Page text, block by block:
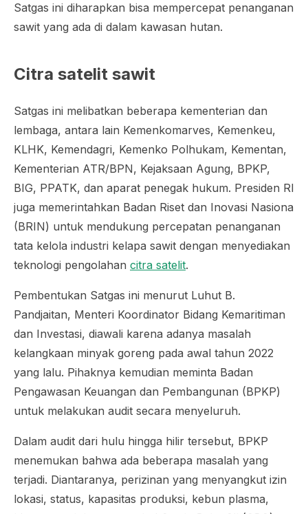
Satgas ini diharapkan bisa mempercepat penanganan
sawit yang ada di dalam kawasan hutan.
Citra satelit sawit
Satgas ini melibatkan beberapa kementerian dan
lembaga, antara lain Kemenkomarves, Kemenkeu,
KLHK, Kemendagri, Kemenko Polhukam, Kementan,
Kementerian ATR/BPN, Kejaksaan Agung, BPKP,
BIG, PPATK, dan aparat penegak hukum. Presiden RI
juga memerintahkan Badan Riset dan Inovasi Nasiona
(BRIN) untuk mendukung percepatan penanganan
tata kelola industri kelapa sawit dengan menyediakan
teknologi pengolahan citra satelit.
Pembentukan Satgas ini menurut Luhut B.
Pandjaitan, Menteri Koordinator Bidang Kemaritiman
dan Investasi, diawali karena adanya masalah
kelangkaan minyak goreng pada awal tahun 2022
yang lalu. Pihaknya kemudian meminta Badan
Pengawasan Keuangan dan Pembangunan (BPKP)
untuk melakukan audit secara menyeluruh.
Dalam audit dari hulu hingga hilir tersebut, BPKP
menemukan bahwa ada beberapa masalah yang
terjadi. Diantaranya, perizinan yang menyangkut izin
lokasi, status, kapasitas produksi, kebun plasma,